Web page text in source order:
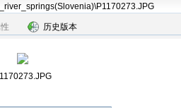
性 历史版本